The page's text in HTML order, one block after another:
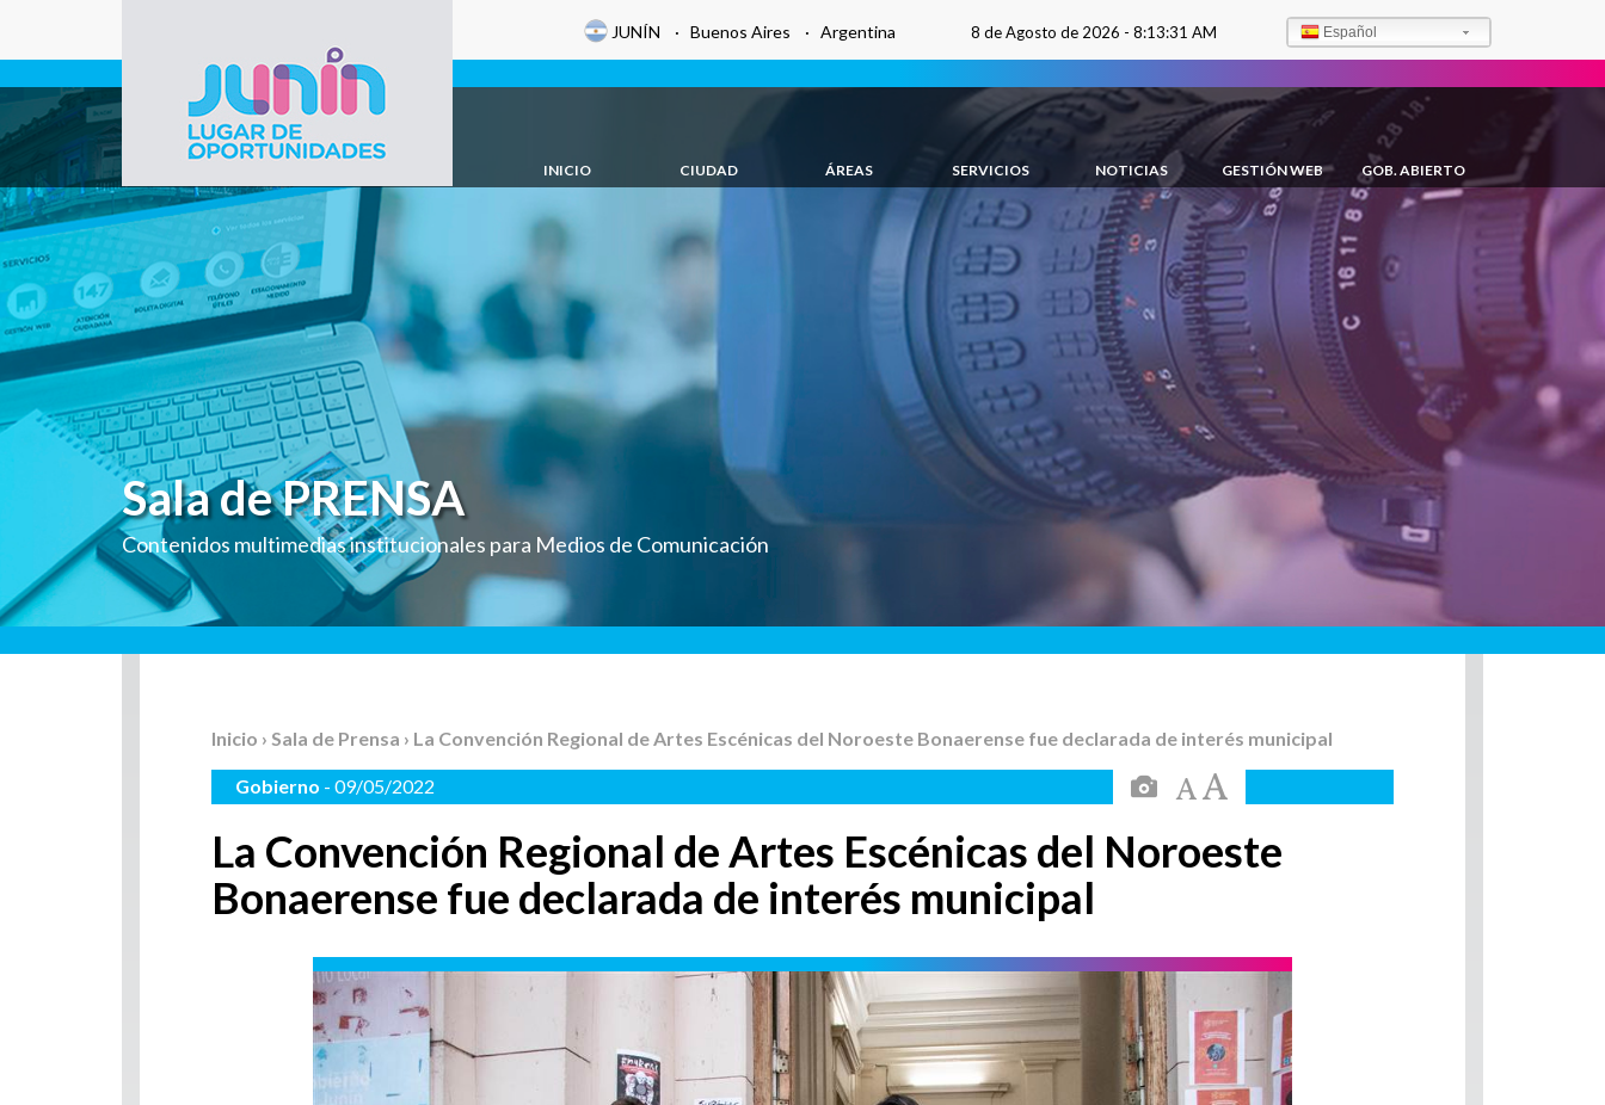
Gobierno de
Junín
JUNÍN · Buenos Aires · Argentina 8 de Agosto de 2026 - 8:13:32 AM Español
INICIO CIUDAD ÁREAS SERVICIOS NOTICIAS GESTIÓN WEB GOB. ABIERTO
Sala de PRENSA
Contenidos multimedias institucionales para Medios de Comunicación
Inicio › Sala de Prensa › La Convención Regional de Artes Escénicas del Noroeste Bonaerense fue declarada de interés municipal
Gobierno - 09/05/2022
La Convención Regional de Artes Escénicas del Noroeste
Bonaerense fue declarada de interés municipal